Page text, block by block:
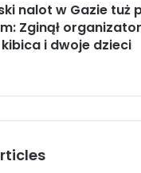
nalot w Gazie tuż
Zginął
kibica i dwoje dzieci